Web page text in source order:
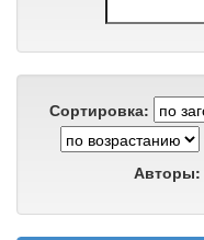
Сортировка:
Авторы: